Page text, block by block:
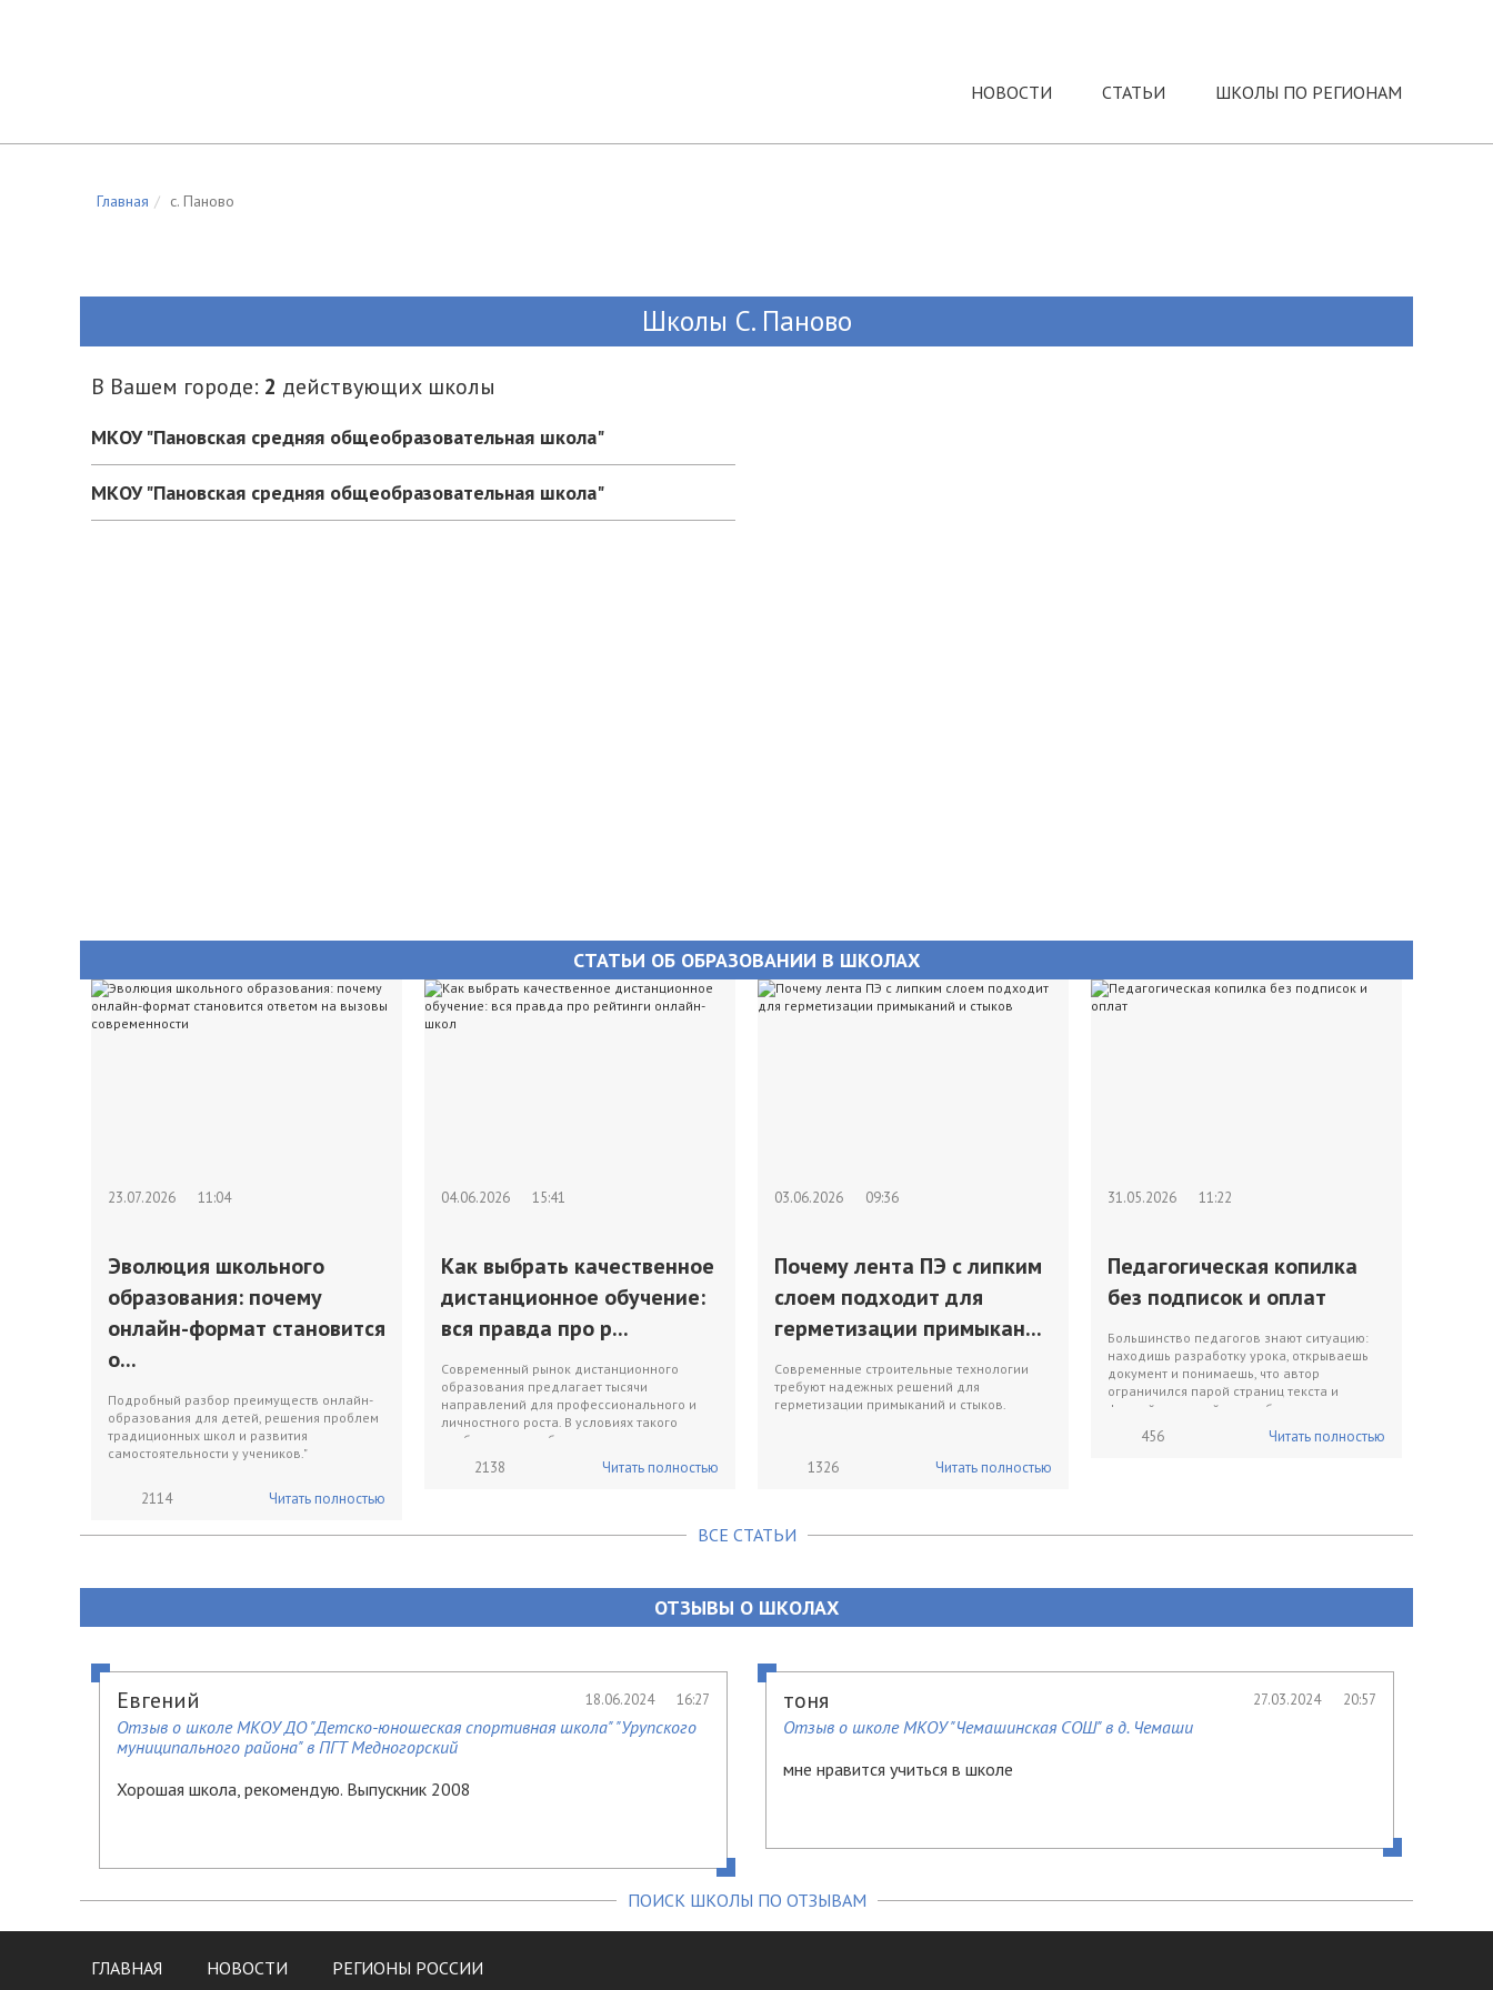
НОВОСТИ СТАТЬИ ШКОЛЫ ПО РЕГИОНАМ
Главная c. Паново
Школы C. Паново
В Вашем городе: 2 действующих школы
МКОУ "Пановская средняя общеобразовательная школа"
МКОУ "Пановская средняя общеобразовательная школа"
СТАТЬИ ОБ ОБРАЗОВАНИИ В ШКОЛАХ
23.07.2026 11:04
Эволюция школьного
образования: почему
онлайн-формат становится
о...
Подробный разбор преимуществ онлайн-
образования для детей, решения проблем
традиционных школ и развития
самостоятельности у учеников."
2114 Читать полностью
04.06.2026 15:41
Как выбрать качественное
дистанционное обучение:
вся правда про р...
Современный рынок дистанционного
образования предлагает тысячи
направлений для профессионального и
личностного роста. В условиях такого
изобилия перед будущими студе...
2138 Читать полностью
03.06.2026 09:36
Почему лента ПЭ с липким
слоем подходит для
герметизации примыкан...
Современные строительные технологии
требуют надежных решений для
герметизации примыканий и стыков.
1326 Читать полностью
31.05.2026 11:22
Педагогическая копилка
без подписок и оплат
Большинство педагогов знают ситуацию:
находишь разработку урока, открываешь
документ и понимаешь, что автор
ограничился парой страниц текста и
фразой «дальнейшую раб...
456 Читать полностью
ВСЕ СТАТЬИ
ОТЗЫВЫ О ШКОЛАХ
Евгений 18.06.2024 16:27
Отзыв о школе МКОУ ДО "Детско-юношеская спортивная школа" "Урупского
муниципального района" в ПГТ Медногорский
Хорошая школа, рекомендую. Выпускник 2008
тоня 27.03.2024 20:57
Отзыв о школе МКОУ "Чемашинская СОШ" в д. Чемаши
мне нравится учиться в школе
ПОИСК ШКОЛЫ ПО ОТЗЫВАМ
ГЛАВНАЯ НОВОСТИ РЕГИОНЫ РОССИИ